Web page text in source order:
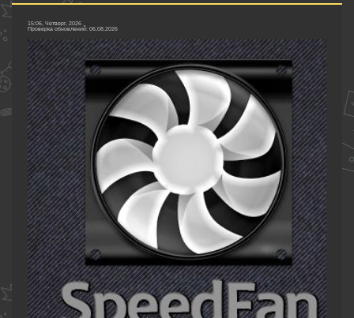
15:06, Четверг, 2026
Проверка обновлений: 06.08.2026